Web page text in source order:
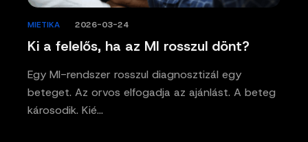
Ki a felelős, ha az MI rosszul dönt?
MIETIKA 2026-03-24
Egy MI-rendszer rosszul diagnosztizál egy
beteget. Az orvos elfogadja az ajánlást. A beteg
károsodik. Kié…